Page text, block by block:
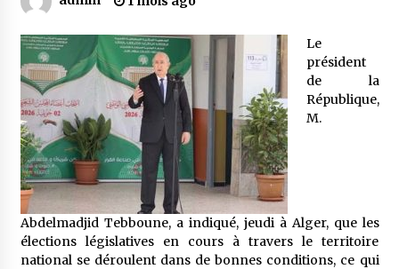
Le monstrueux vieillard (Un récit du Sud
algérien)
5 ans ago
Rencontre nocturne dans le désert (Un conte
touareg)
5 ans ago
Un conte targui/ Quand la tête est vide
5 ans ago
Le
président
de la
République,
M.
Abdelmadjid Tebboune, a indiqué, jeudi à Alger, que les
élections législatives en cours à travers le territoire
national se déroulent dans de bonnes conditions, ce qui